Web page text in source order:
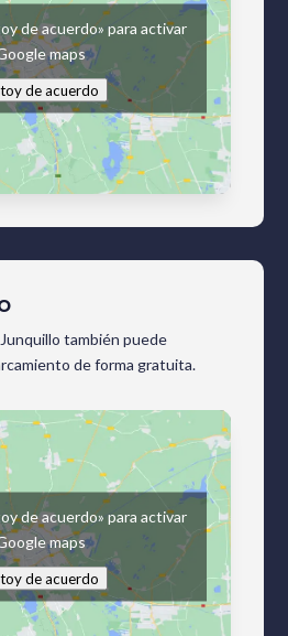
de acuerdo» para activar
maps
de acuerdo
también puede
de forma gratuita.
de acuerdo» para activar
maps
de acuerdo